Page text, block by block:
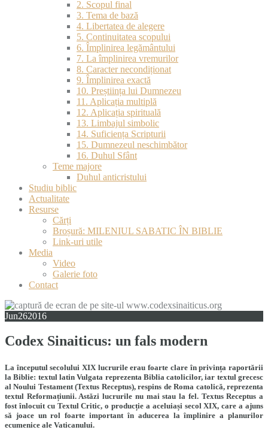
2. Scopul final
3. Tema de bază
4. Libertatea de alegere
5. Continuitatea scopului
6. Împlinirea legământului
7. La împlinirea vremurilor
8. Caracter necondiționat
9. Împlinirea exactă
10. Preștiința lui Dumnezeu
11. Aplicația multiplă
12. Aplicația spirituală
13. Limbajul simbolic
14. Suficiența Scripturii
15. Dumnezeul neschimbător
16. Duhul Sfânt
Teme majore
Duhul anticristului
Studiu biblic
Actualitate
Resurse
Cărți
Broșură: MILENIUL SABATIC ÎN BIBLIE
Link-uri utile
Media
Video
Galerie foto
Contact
Jun262016
Codex Sinaiticus: un fals modern
La începutul secolului XIX lucrurile erau foarte clare în privința raportării
la Biblie: textul latin Vulgata reprezenta Biblia catolicilor, iar textul grecesc
al Noului Testament (Textus Receptus), respins de Roma catolică, reprezenta
textul Reformațiunii. Astăzi lucrurile nu mai stau la fel. Textus Receptus a
fost înlocuit cu Textul Critic, o producție a aceluiași secol XIX, care a ajuns
să joace un rol foarte important în aducerea la împlinire a planurilor
ecumenice ale Vaticanului.